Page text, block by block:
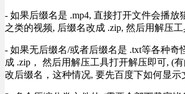
- 如果后缀名是 .mp4, 直接打开文件会播放
之类的视频, 后缀名改成 .zip, 然后用解压
- 如果无后缀名/或者后缀名是 .txt等各种奇
成 .zip， 然后用解压工具打开解压即可, (
改后缀名，这种情况, 要先百度下如何显示